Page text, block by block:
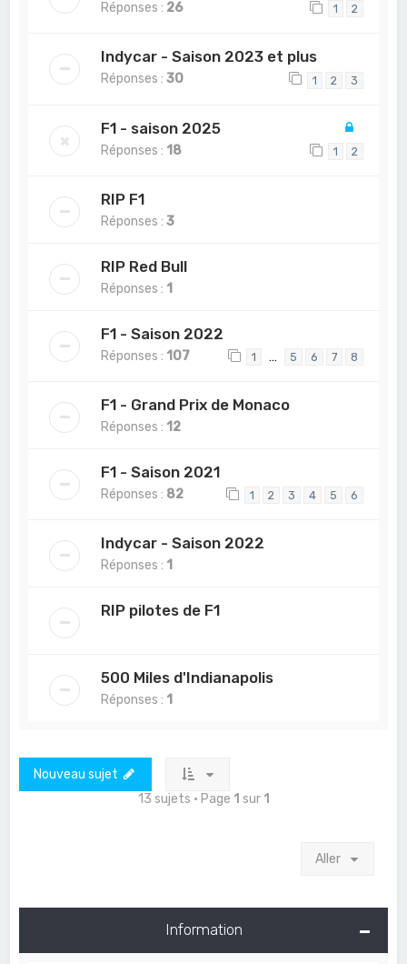
Réponses : 26 1 2
Indycar - Saison 2023 et plus
Réponses :30 1 2 3
F1 - saison 2025
Réponses : 18 1 2
RIP F1
Réponses :3
RIP Red Bull
Réponses : 1
F1 - Saison 2022
Réponses : 107 1 … 5 6 7 8
F1 - Grand Prix de Monaco
Réponses : 12
F1 - Saison 2021
Réponses : 82 1 2 3 4 5 6
Indycar - Saison 2022
Réponses : 1
RIP pilotes de F1
500 Miles d'Indianapolis
Réponses : 1
Nouveau sujet
13 sujets • Page 1 sur 1
Aller
Information